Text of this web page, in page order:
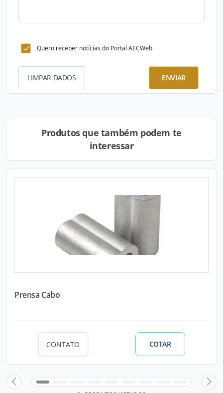
Quero receber notícias do Portal AECWeb
LIMPAR DADOS ENVIAR
Produtos que também podem te
interessar
Prensa Cabo
CONTATO COTAR